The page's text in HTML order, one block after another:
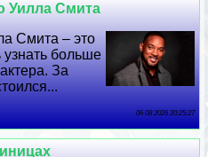
Уилла Смита
Смита – это
узнать больше
За
06 08 2026 20:25:27